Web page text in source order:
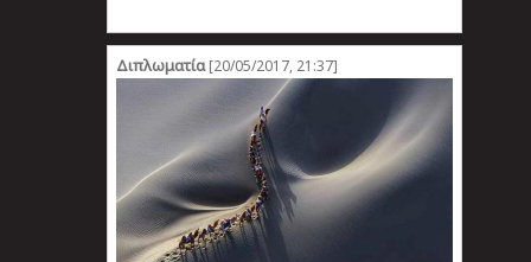
Διπλωματία[20/05/2017, 21:37]